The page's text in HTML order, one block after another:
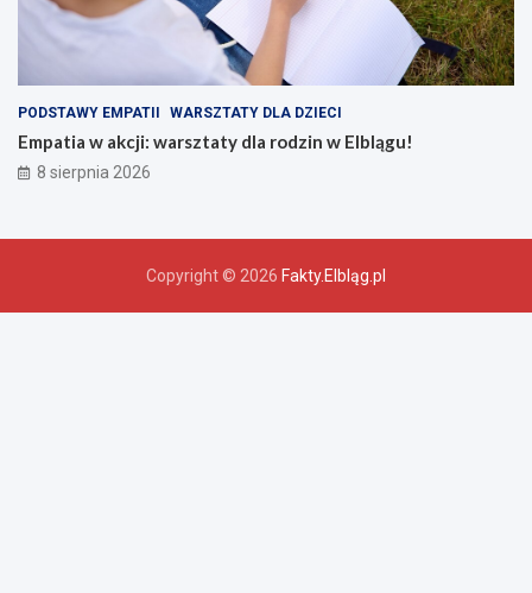
PODSTAWY EMPATII WARSZTATY DLA DZIECI
Empatia w akcji: warsztaty dla rodzin w Elblągu!
8 sierpnia 2026
Copyright © 2026 Fakty.Elbląg.pl